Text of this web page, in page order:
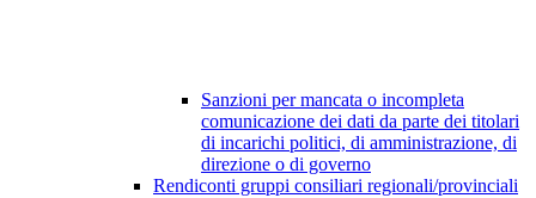
Sanzioni per mancata o incompleta
comunicazione dei dati da parte dei titolari
di incarichi politici, di amministrazione, di
direzione o di governo
Rendiconti gruppi consiliari regionali/provinciali